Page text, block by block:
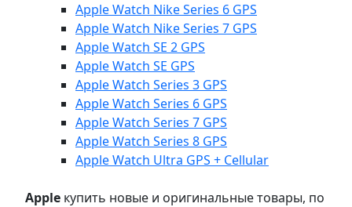
Apple Watch Nike Series 6 GPS
Apple Watch Nike Series 7 GPS
Apple Watch SE 2 GPS
Apple Watch SE GPS
Apple Watch Series 3 GPS
Apple Watch Series 6 GPS
Apple Watch Series 7 GPS
Apple Watch Series 8 GPS
Apple Watch Ultra GPS + Cellular
Apple купить новые и оригинальные товары, по